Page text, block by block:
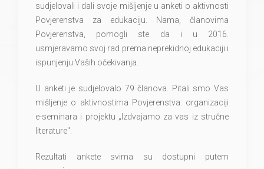
sudjelovali i dali svoje mišljenje u anketi o aktivnosti
Povjerenstva za edukaciju. Nama, članovima
Povjerenstva, pomogli ste da i u 2016.
usmjeravamo svoj rad prema neprekidnoj edukaciji i
ispunjenju Vaših očekivanja.
U anketi je sudjelovalo 79 članova. Pitali smo Vas
mišljenje o aktivnostima Povjerenstva: organizaciji
e-seminara i projektu „Izdvajamo za vas iz stručne
literature".
Rezultati ankete svima su dostupni putem